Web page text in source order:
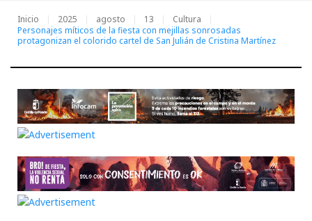
Inicio 2025 agosto 13
Cultura
Personajes míticos de la fiesta con mejillas sonrosadas
protagonizan el colorido cartel de San Julián de Cristina Martínez